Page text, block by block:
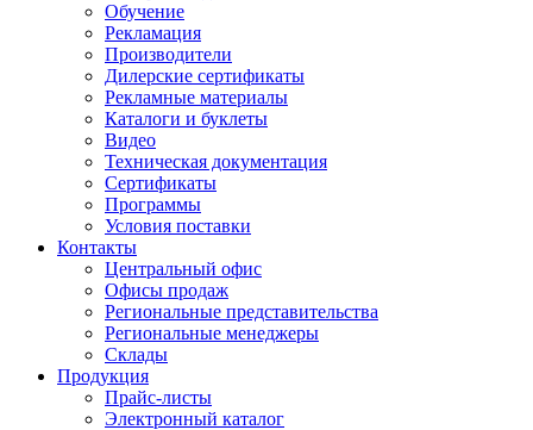
Обучение
Рекламация
Производители
Дилерские сертификаты
Рекламные материалы
Каталоги и буклеты
Видео
Техническая документация
Сертификаты
Программы
Условия поставки
Контакты
Центральный офис
Офисы продаж
Региональные представительства
Региональные менеджеры
Склады
Продукция
Прайс-листы
Электронный каталог